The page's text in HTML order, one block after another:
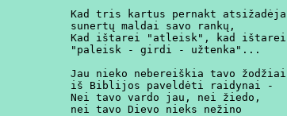
Kad tris kartus pernakt
sunertų maldai savo rankų,
Kad ištarei "atleisk", kad ištarei
"paleisk - girdi - užtenka"...
Jau nieko nebereiškia tavo
iš Biblijos paveldėti raidynai -
Nei tavo vardo jau, nei žiedo,
nei tavo Dievo nieks nežino